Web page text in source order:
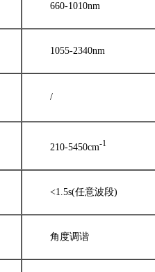
660-1010nm
1055-2340nm
/
210-5450cm-1
<1.5s(任意波段)
角度调谐